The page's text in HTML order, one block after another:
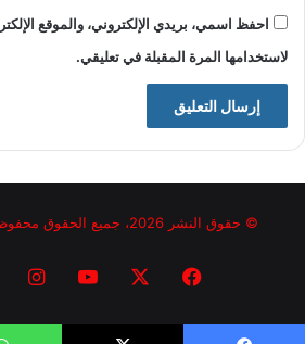
احفظ اسمي، بريدي الإلكتروني، والموقع
لاستخدامها المرة المقبلة في تعليقي.
© حقوق النشر 2026، جميع الحقوق محفوظة |
فيسبوك يوتيوب